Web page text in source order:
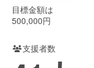
コミュニティ
目標金額は
500,000円
支援者数